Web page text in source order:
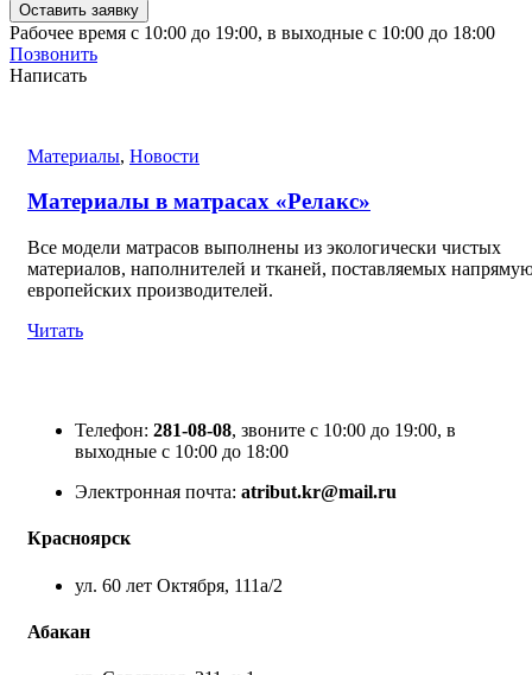
Рабочее время с 10:00 до 19:00, в выходные с 10:00 до 18:00
Позвонить
Написать
Материалы, Новости
Материалы в матрасах «Релакс»
Все модели матрасов выполнены из экологически чистых
материалов, наполнителей и тканей, поставляемых
европейских производителей.
Читать
Телефон: 281-08-08, звоните с 10:00 до 19:00, в
выходные с 10:00 до 18:00
Электронная почта: atribut.kr@mail.ru
Красноярск
ул. 60 лет Октября, 111а/2
Абакан